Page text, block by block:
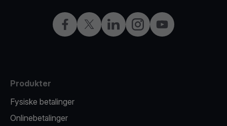
Facebook
X LinkedInInstagramYouTube
Produkter
Fysiske betalinger
Onlinebetalinger